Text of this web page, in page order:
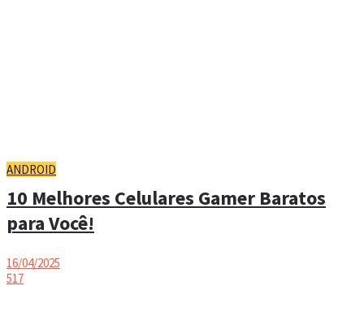
ANDROID
10 Melhores Celulares Gamer Baratos
para Você!
16/04/2025
517